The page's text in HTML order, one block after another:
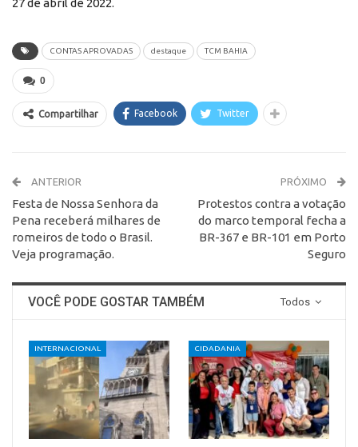
CONTAS APROVADAS destaque TCM BAHIA
0
Compartilhar Facebook Twitter
ANTERIOR
Festa de Nossa Senhora da
Pena receberá milhares de
romeiros de todo o Brasil.
Veja programação.
PRÓXIMO
Protestos contra a votação
do marco temporal fecha a
BR-367 e BR-101 em Porto
Seguro
Todos
VOCÊ PODE GOSTAR TAMBÉM
INTERNACIONAL CIDADANIA